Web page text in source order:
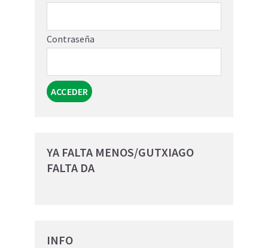
Contraseña
YA FALTA MENOS/GUTXIAGO
FALTA DA
INFO